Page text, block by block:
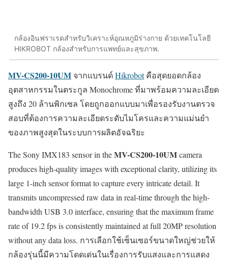
กล้องอินฟราเรดสำหรับวิเคราะห์อุณหภูมิร่างกาย ด้วยเทคโนโลยี
HIKROBOT กล้องสำหรับการแพทย์และสุขภาพ.
MV-CS200-10UM จากแบรนด์Hikrobotคือสุดยอดกล้อง
อุตสาหกรรมในตระกูล Monochrome ที่มาพร้อมความละเอียด
สูงถึง 20 ล้านพิกเซล โดยถูกออกแบบมาเพื่อรองรับงานตรวจ
สอบที่ต้องการความละเอียดระดับไมโครและความแม่นยำ
ของภาพสูงสุดในระบบการผลิตอัจฉริยะ
The Sony IMX183 sensor in theMV-CS200-10UMcamera
produces high-quality images with exceptional clarity, utilizing its
large 1-inch sensor format to capture every intricate detail. It
transmits uncompressed raw data in real-time through the high-
bandwidth USB 3.0 interface, ensuring that the maximum frame
rate of 19.2 fps is consistently maintained at full 20MP resolution
without any data loss. การเลือกใช้เซ็นเซอร์ขนาดใหญ่ช่วยให้
กล้องรุ่นนี้มีความโดดเด่นในเรื่องการรับแสงและการแสดง